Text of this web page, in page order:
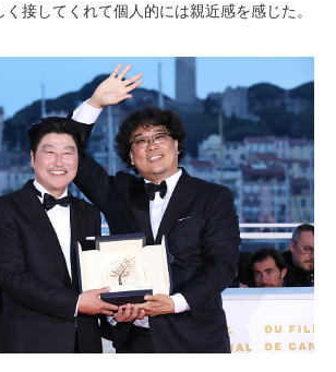
接してくれて個人的には親近感を感じた。